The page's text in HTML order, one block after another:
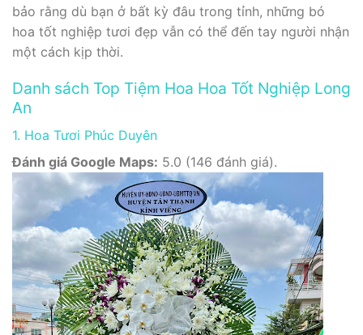
bảo rằng dù bạn ở bất kỳ đâu trong tỉnh, những bó
hoa tốt nghiệp tươi đẹp vẫn có thể đến tay người nhận
một cách kịp thời.
Danh sách Top Tiệm Hoa Hoa Tốt Nghiệp Long
An
1. Hoa Tươi Phúc Duyên
Đánh giá Google Maps: 5.0 (146 đánh giá).